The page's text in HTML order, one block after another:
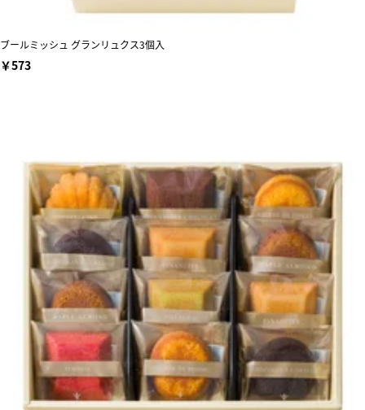
ブールミッシュ グランリュクス3個入
￥573